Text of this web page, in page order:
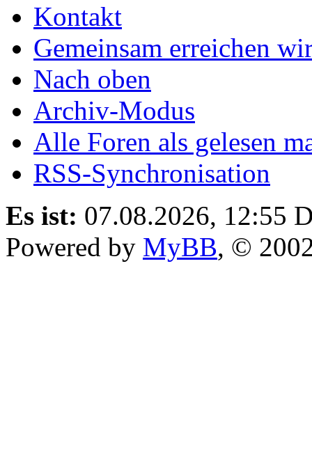
Kontakt
Gemeinsam erreichen
Nach oben
Archiv-Modus
Alle Foren als gelesen
RSS-Synchronisation
Es ist: 07.08.2026, 12:55
Powered by MyBB, ©